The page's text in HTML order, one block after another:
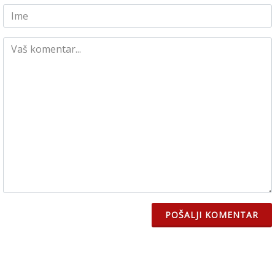
POŠALJI KOMENTAR